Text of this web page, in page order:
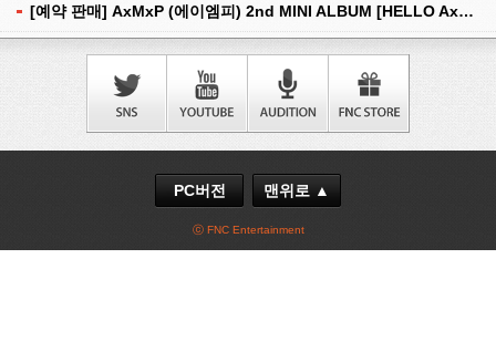
[예약 판매] AxMxP (에이엠피) 2nd MINI ALBUM [HELLO AxMxP] 예약 판매 안내
PC버전 맨위로 ▲
ⓒ FNC Entertainment